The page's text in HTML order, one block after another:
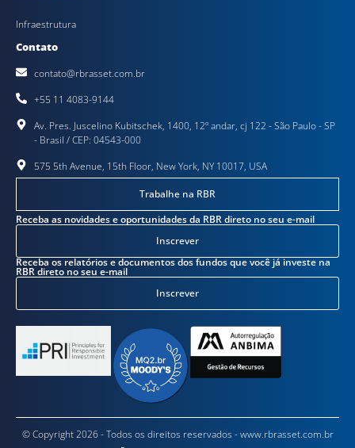
Infraestrutura
Contato
contato@rbrasset.com.br
+55 11 4083-9144
Av. Pres. Juscelino Kubitschek, 1400, 12º andar, cj 122 - São Paulo - SP
- Brasil / CEP: 04543-000
575 5th Avenue, 15th Floor, New York, NY 10017, USA
Trabalhe na RBR
Receba as novidades e oportunidades da RBR direto no seu e-mail
Inscrever
Receba os relatórios e documentos dos fundos que você já investe na
RBR direto no seu e-mail
Inscrever
© Copyright 2026 - Todos os direitos reservados - www.rbrasset.com.br